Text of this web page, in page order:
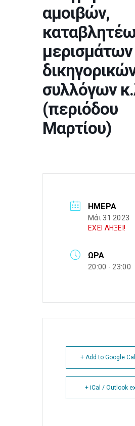
αμοιβών,
μερισμάτων
συλλόγων
(περιόδου
Μαρτίου)
ΗΜΈΡΑ
Μάι 31 2023
ΕΧΕΙ ΛΗΞΕΙ!
ΏΡΑ
20:00 - 23:00
+ Add to Google
+ iCal / Outlook